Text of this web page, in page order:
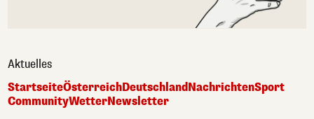
Aktuelles
StartseiteÖsterreichDeutschlandNachrichtenSport
CommunityWetterNewsletter